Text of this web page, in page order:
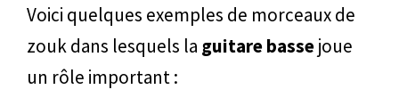
Voici quelques exemples de morceaux de
zouk dans lesquels la guitare bassejoue
un rôle important :